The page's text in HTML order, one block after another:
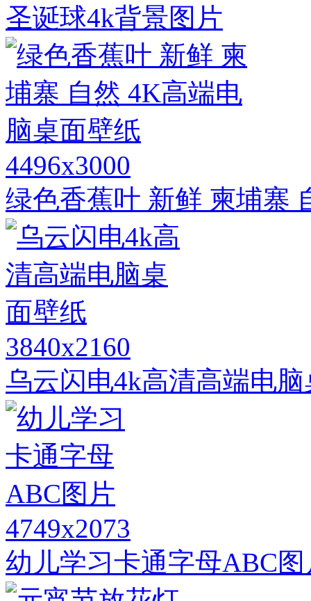
圣诞球4k背景图片
4496x3000
绿色香蕉叶 新鲜 柬埔寨
3840x2160
乌云闪电4k高清高端电
4749x2073
幼儿学习卡通字母ABC图